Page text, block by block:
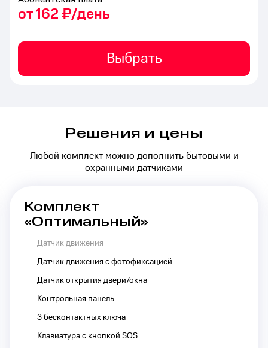
от 162 ₽/день
Выбрать
Решения и цены
Любой комплект можно дополнить бытовыми и
охранными датчиками
Комплект
«Оптимальный»
Датчик движения
Датчик движения с фотофиксацией
Датчик открытия двери/окна
Контрольная панель
3 бесконтактных ключа
Клавиатура с кнопкой SOS